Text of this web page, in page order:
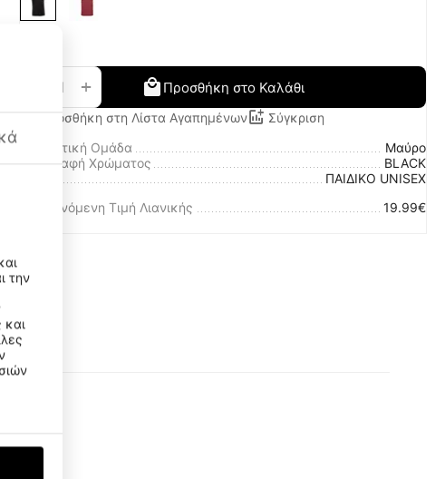
+ Προσθήκη στο Καλάθι
Προσθήκη στη Λίστα Αγαπημένων
Σύγκριση
Χρωματική Ομάδα
Μαύρο
Περιγραφή Χρώματος
BLACK
ΠΑΙΔΙΚΟ UNISEX
Προτεινόμενη Τιμή Λιανικής
19.99€
την
και
Necessary Cookies